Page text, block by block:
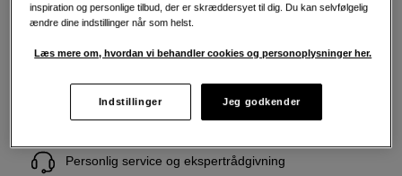
Fri fragt ved køb over 500 kr.
30 dages returret
Personlig service og ekspertrådgivning
inspiration og personlige tilbud, der er skræddersyet til dig. Du kan selvfølgelig
ændre dine indstillinger når som helst.
Læs mere om, hvordan vi behandler cookies og personoplysninger her.
Indstillinger Jeg godkender